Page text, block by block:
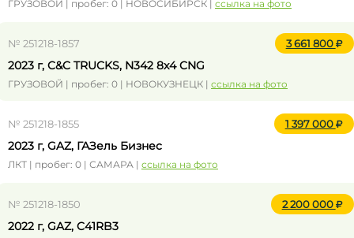
ГРУЗОВОЙ | пробег: 0 | НОВОСИБИРСК | ссылка на фото
№ 251218-1857 3 661 800
2023 г, C&C TRUCKS, N342 8x4 CNG
ГРУЗОВОЙ | пробег: 0 | НОВОКУЗНЕЦК | ссылка на фото
№ 251218-1855 1 397 000
2023 г, GAZ, ГАЗель Бизнес
ЛКТ | пробег: 0 | САМАРА | ссылка на фото
№ 251218-1850 2 200 000
2022 г, GAZ, C41RB3